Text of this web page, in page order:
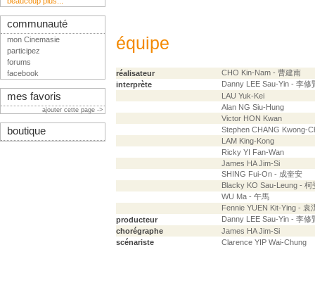
équipe
réalisateur
CHO Kin-Nam - 曹建南
interprète
Danny LEE Sau-Yin - 李修
LAU Yuk-Kei
Alan NG Siu-Hung
Victor HON Kwan
Stephen CHANG Kwong-
LAM King-Kong
Ricky YI Fan-Wan
James HA Jim-Si
SHING Fui-On - 成奎安
Blacky KO Sau-Leung - 柯
WU Ma - 午馬
Fennie YUEN Kit-Ying - 袁
producteur
Danny LEE Sau-Yin - 李修
chorégraphe
James HA Jim-Si
scénariste
Clarence YIP Wai-Chung
communauté
mon Cinemasie
participez
forums
facebook
mes favoris
ajouter cette page ->
boutique